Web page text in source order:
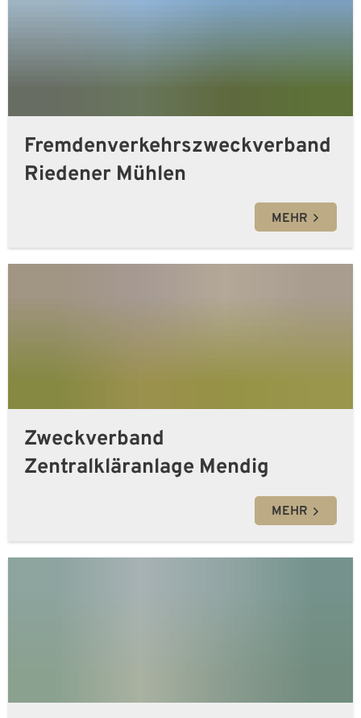
Fremdenverkehrszweckverband
Riedener Mühlen
MEHR
Zweckverband
Zentralkläranlage Mendig
MEHR